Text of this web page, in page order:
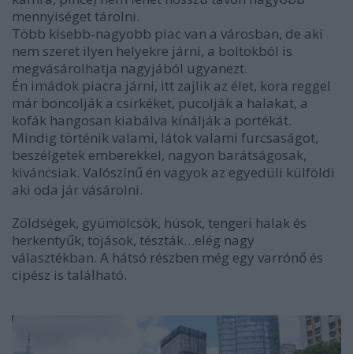
mennyiséget tárolni.
Több kisebb-nagyobb piac van a városban, de aki
nem szeret ilyen helyekre járni, a boltokból is
megvásárolhatja nagyjából ugyanezt.
Én imádok piacra járni, itt zajlik az élet, kora reggel
már boncolják a csirkéket, pucolják a halakat, a
kofák hangosan kiabálva kínálják a portékát.
Mindig történik valami, látok valami furcsaságot,
beszélgetek emberekkel, nagyon barátságosak,
kiváncsiak. Valószínű én vagyok az egyedüli külföldi
aki oda jár vásárolni.
Zöldségek, gyümölcsök, húsok, tengeri halak és
herkentyűk, tojások, tészták…elég nagy
választékban. A hátsó részben még egy varrónő és
cipész is található.